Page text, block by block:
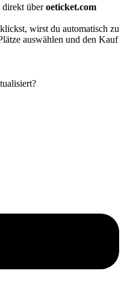
direkt überoeticket.com
wirst du automatisch zu
auswählen und den Kauf